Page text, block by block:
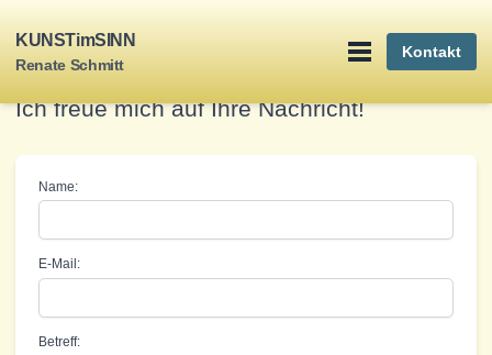
KUNSTimSINN
Renate Schmitt
Kontakt
Ich freue mich auf Ihre Nachricht!
Name:
E-Mail:
Betreff: